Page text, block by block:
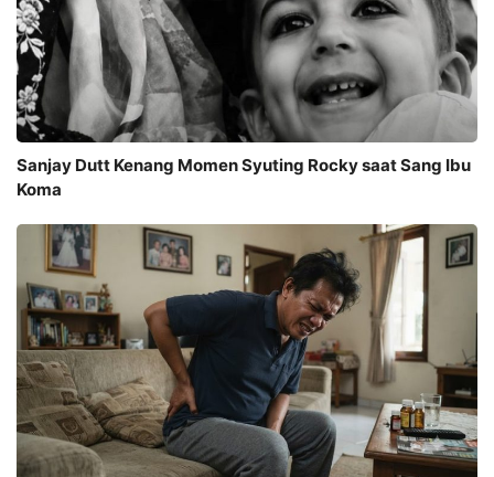
Sanjay Dutt Kenang Momen Syuting Rocky saat Sang Ibu
Koma